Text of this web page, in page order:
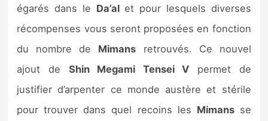
égarés dans le Da’alet pour lesquels diverses
récompenses vous seront proposées en fonction
du nombre de Mimans retrouvés. Ce nouvel
ajout de Shin Megami Tensei V permet de
justifier d’arpenter ce monde austère et stérile
pour trouver dans quel recoins les Mimansse